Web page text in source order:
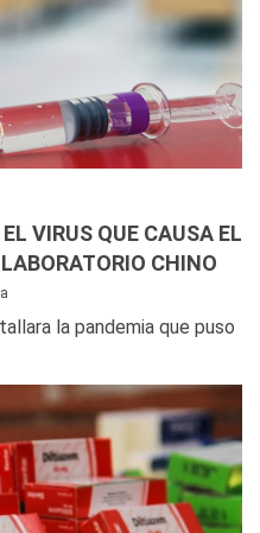
VIRUS QUE CAUSA EL
CHINO
la pandemia que puso